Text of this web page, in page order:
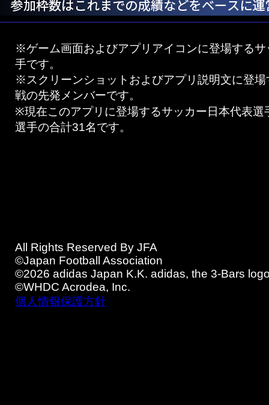
※ゲーム画面およびアプリアイコンに登場する
手です。
※スクリーンショットおよびアプリ説明文に登
戦の先発メンバーです。
※現在このアプリに登場するサッカー日本代表
選手の合計31名です。
All Rights Reserved By JFA
©Japan Football Association
©2026 adidas Japan K.K. adidas, the 3-Bars
©WHDC Acrodea, Inc.
個人情報保護方針